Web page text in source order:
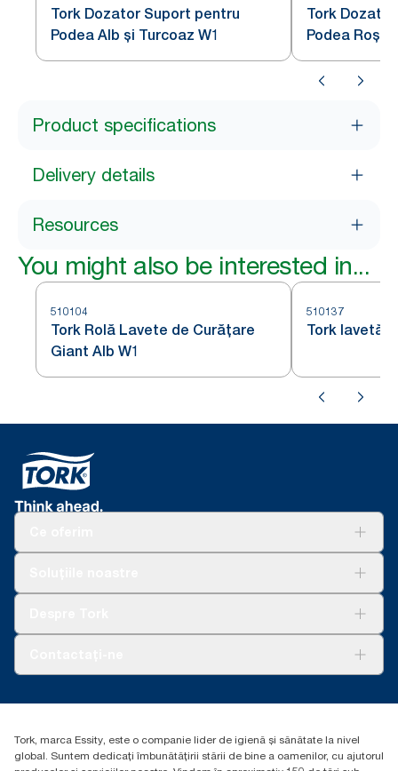
Tork Dozator Suport pentru
Podea Alb și Turcoaz W1
Tork
Podea Roșu
Product specifications
Delivery details
Resources
You might also be interested in...
510104
Tork Rolă Lavete de Curățare
Giant Alb W1
510137
Tork lavetă
Essity Hungary Kft. Professional Hygiene
Budakeszi út 51.
Tork, marca Essity, este o companie lider de igienă și sănătate la nivel
global. Suntem dedicați îmbunătățirii stării de bine a oamenilor, cu ajutorul